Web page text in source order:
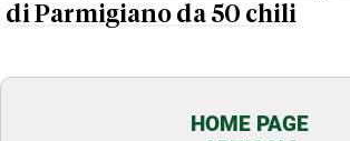
di Parmigiano da 50 chili
HOME PAGE